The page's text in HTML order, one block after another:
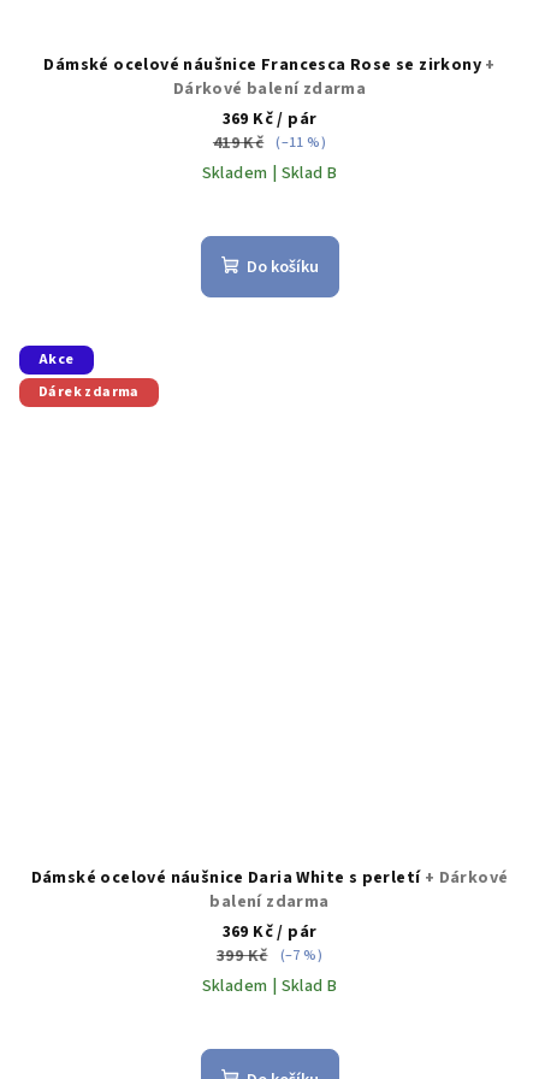
Dámské ocelové náušnice Francesca Rose se zirkony +
Dárkové balení zdarma
369 Kč/ pár
419 Kč (–11 %)
Skladem | Sklad B
Do košíku
Akce
Dárek zdarma
Dámské ocelové náušnice Daria White s perletí + Dárkové
balení zdarma
369 Kč/ pár
399 Kč
(–7 %)
Skladem | Sklad B